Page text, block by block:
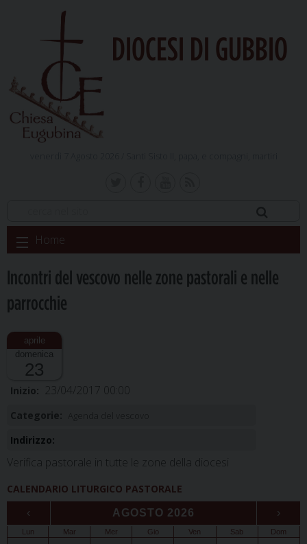
DIOCESI DI GUBBIO
Skip
to
Home
Incontri del vescovo nelle zone pastorali e nelle
parrocchie
domenica
23
Inizio: 23/04/2017 00:00
Categorie:
Indirizzo:
Verifica pastorale in tutte le zone della diocesi
CALENDARIO LITURGICO PASTORALE
‹ AGOSTO 2026 ›
Lun Mar Mer Gio Ven Sab Dom